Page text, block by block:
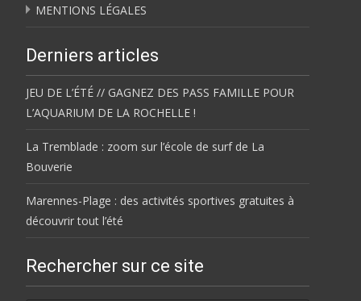
MENTIONS LÉGALES
Derniers articles
JEU DE L’ÉTÉ // GAGNEZ DES PASS FAMILLE POUR
L’AQUARIUM DE LA ROCHELLE !
La Tremblade : zoom sur l’école de surf de La
Bouverie
Marennes-Plage : des activités sportives gratuites à
découvrir tout l’été
Rechercher sur ce site